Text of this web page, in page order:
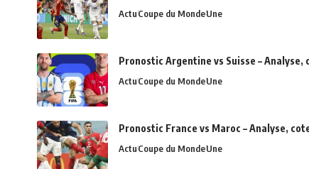
ActuCoupe du MondeUne
Pronostic Argentine vs Suisse –
ActuCoupe du MondeUne
Pronostic France vs Maroc – Analyse,
ActuCoupe du MondeUne